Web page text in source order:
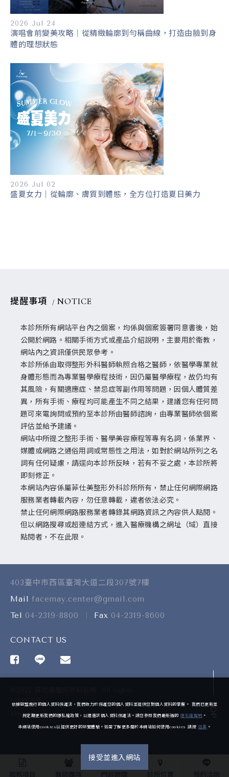
2026 Jul 24
演唱會前變美攻略｜從精緻輪廓到勻稱曲線，打造由臉到身
體的理想狀態
2026 Jul 02
盛夏女力｜從輪廓、膚質到體態，全方位打造夏日美力
提醒事項 NOTICE
本診所所有網站平台內之個案，均係與個案簽署同意書後，始
公開於網路。相關手術方式或產品介紹說明，主要用於衛教，
網站內之資訊僅供民眾參考。
本診所係由取得整形外科醫師執照合格之醫師，依醫學專業就
身體形態而為專業醫學療程技術，因仍屬醫學療程，故仍均有
其風險，有關適應症、禁忌症等副作用等問題，因個人體質差
異，所有手術、療程均可能產生不同之結果，建議您有任何問
題可來電詢問或預約至本診所由醫師諮詢，由專業醫師依個案
評估並給予建議。
網站中所提之整形手術、醫學美容療程等專有名詞，係業界、
媒體或網路之通俗用詞或常態性之用法，如對於網站所列之名
詞有任何疑慮，請逕向本診所反映，若有不妥之處，本診所將
即刻修正。
本網站內容係屬菲仕美整形外科診所所有，禁止任何網際網路
服務業者轉載內容，勿任意轉載，違者依法必究。
禁止任何網際網路服務業者轉錄其網路資訊之內容供人點閱。
但以網路搜尋或超連結方式，進入醫療機構之網址（域）直接
點閱者，不在此限。
403臺中市西區臺灣大道二段307號7樓
Mail facemay.center@gmail.com
Tel 04-2319-8800 Fax 04-2319-8600
CONTACT US
Design -iBest TOP
服務項目 醫師團隊 門診時間 診所位置 預約洽詢
依據歐盟施行的個人資料保護法，我們致力於保護您的個人資料並提供您對個人資料的掌握。 我們已更新並
將定期更新我們的隱私權政策，以遵循該個人資料保護法。請您參照我們最新版的 隱私權聲明 。
本網站使用cookies以提供更好的瀏覽體驗。如需了解更多關於本網站如何使用cookies 請按 這裏 。
接受並進入網站